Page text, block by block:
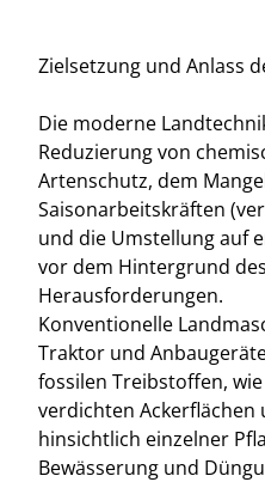
Zielsetzung und Anlass
Die moderne
Reduzierung von
Artenschutz, dem
Saisonarbeitskräften
und die Umstellung auf
vor dem Hintergrund
Herausforderungen.
Konventionelle
Traktor und
fossilen Treibstoffen,
verdichten Ackerflächen
hinsichtlich einzelner
Bewässerung und